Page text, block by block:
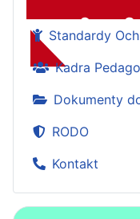
Standardy
Kadra
Dokumenty
RODO
Kontakt